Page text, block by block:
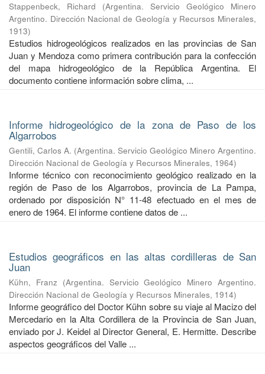
Stappenbeck, Richard (Argentina. Servicio Geológico Minero
Argentino. Dirección Nacional de Geología y Recursos Minerales,
1913)
Estudios hidrogeológicos realizados en las provincias de San
Juan y Mendoza como primera contribución para la confección
del mapa hidrogeológico de la República Argentina. El
documento contiene información sobre clima, ...
Informe hidrogeológico de la zona de Paso de los
Algarrobos
Gentili, Carlos A. (Argentina. Servicio Geológico Minero Argentino.
Dirección Nacional de Geología y Recursos Minerales, 1964)
Informe técnico con reconocimiento geológico realizado en la
región de Paso de los Algarrobos, provincia de La Pampa,
ordenado por disposición N° 11-48 efectuado en el mes de
enero de 1964. El informe contiene datos de ...
Estudios geográficos en las altas cordilleras de San
Juan
Kühn, Franz (Argentina. Servicio Geológico Minero Argentino.
Dirección Nacional de Geología y Recursos Minerales, 1914)
Informe geográfico del Doctor Kühn sobre su viaje al Macizo del
Mercedario en la Alta Cordillera de la Provincia de San Juan,
enviado por J. Keidel al Director General, E. Hermitte. Describe
aspectos geográficos del Valle ...